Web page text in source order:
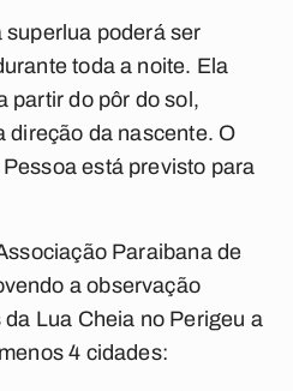
poderá ser
toda a noite. Ela
partir do pôr do sol,
direção da nascente. O
está previsto para
Paraibana de
a observação
Lua Cheia no Perigeu a
4 cidades: